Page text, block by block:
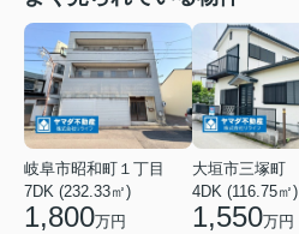
岐阜市昭和町１丁目
7DK (232.33㎡)
1,800万円
大垣市三塚町
4DK (116.75㎡)
1,550万円